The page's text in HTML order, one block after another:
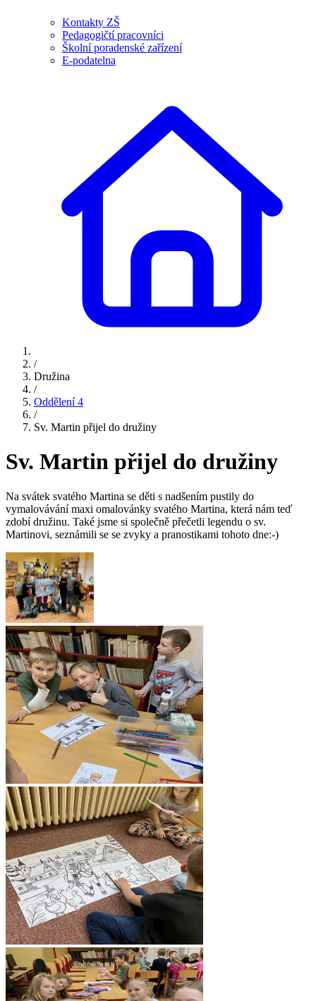
Kontakty ZŠ
Pedagogičtí pracovníci
Školní poradenské zařízení
E-podatelna
/
Družina
/
Oddělení 4
/
Sv. Martin přijel do družiny
Sv. Martin přijel do družiny
Na svátek svatého Martina se děti s nadšením pustily do
vymalovávání maxi omalovánky svatého Martina, která nám teď
zdobí družinu. Také jsme si společně přečetli legendu o sv.
Martinovi, seznámili se se zvyky a pranostikami tohoto dne:-)